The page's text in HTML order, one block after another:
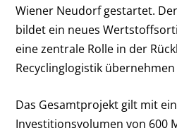
Wiener Neudorf gestartet.
bildet ein neues
eine zentrale Rolle in der
Recyclinglogistik übernehmen
Das Gesamtprojekt gilt mit
Investitionsvolumen von 600